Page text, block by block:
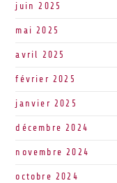
juin 2025
mai 2025
avril 2025
février 2025
janvier 2025
décembre 2024
novembre 2024
octobre 2024